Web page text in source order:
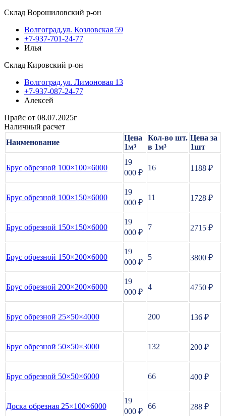
Склад Ворошиловский р-он
Волгоград,ул. Козловская 59
+7-937-701-24-77
Илья
Склад Кировский р-он
Волгоград,ул. Лимоновая 13
+7-937-087-24-77
Алексей
Прайс от 08.07.2025г
Наличный расчет
Наименование
Цена
1м³
Кол-во шт.
в 1м³
Цена за
1шт
Брус обрезной 100×100×6000
19
000 ₽
16 1188 ₽
Брус обрезной 100×150×6000
19
000 ₽
11 1728 ₽
Брус обрезной 150×150×6000
19
000 ₽
7 2715 ₽
Брус обрезной 150×200×6000
19
000 ₽
5 3800 ₽
Брус обрезной 200×200×6000
19
000 ₽
4 4750 ₽
Брус обрезной 25×50×4000 200 136 ₽
Брус обрезной 50×50×3000 132 200 ₽
Брус обрезной 50×50×6000 66 400 ₽
Доска обрезная 25×100×6000
19
000 ₽
66 288 ₽